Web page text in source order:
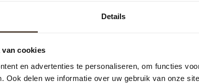
Details
van cookies
en advertenties te personaliseren, om functies
Ook delen we informatie over uw gebruik van onze